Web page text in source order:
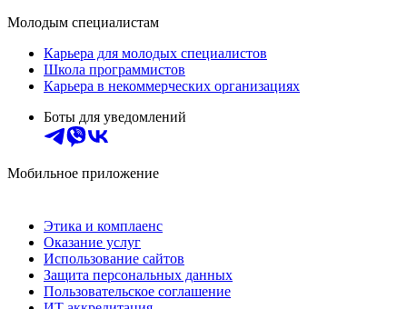
Молодым специалистам
Карьера для молодых специалистов
Школа программистов
Карьера в некоммерческих организациях
Боты для уведомлений
Мобильное приложение
Этика и комплаенс
Оказание услуг
Использование сайтов
Защита персональных данных
Пользовательское соглашение